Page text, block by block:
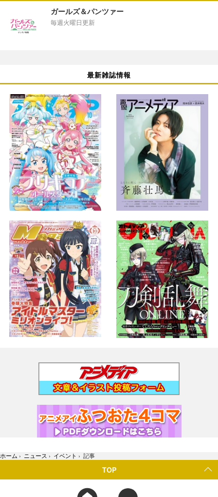
ガールズ＆パンツァー
毎週火曜日更新
最新雑誌情報
ホーム › ニュース › イベント › 記事
TOP